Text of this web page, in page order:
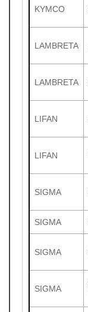
KYMCO
LAMBRETA
LAMBRETA
LIFAN
LIFAN
SIGMA
SIGMA
SIGMA
SIGMA